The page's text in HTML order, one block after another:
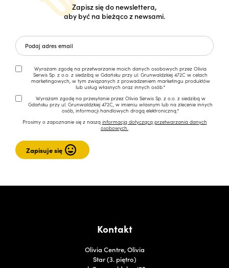
Zapisz się do newslettera,
aby być na bieżąco z newsami.
Wyrażam zgodę na przetwarzanie moich danych osobowych przez Olivia
Serwis Sp. z o.o. z siedzibą w Gdańsku przy ul. Grunwaldzkiej 472C w celach
marketingowych, w tym związanych z prowadzeniem marketingu produktów
lub usług własnych oraz innych osób.*
Wyrażam zgodę na przesyłanie przez Olivia Serwis Sp. z o.o. z siedzibą w
Gdańsku przy ul. Grunwaldzkiej 472C, w imieniu własnym lub na zlecenie innych
osób, informacji handlowych drogą elektroniczną.*
Prosimy o zapoznanie się z naszą informacją dotyczącą przetwarzania danych
osobowych.
Kontakt
Olivia Centre, Olivia
Star (3. piętro)